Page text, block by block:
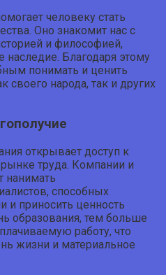
человеку стать
Оно знакомит нас с
и философией,
Благодаря этому
понимать и ценить
своего народа, так и других
открывает доступ к
труда. Компании и
нанимать
способных
и приносить ценность
образования, тем больше
работу, что
жизни и материальное